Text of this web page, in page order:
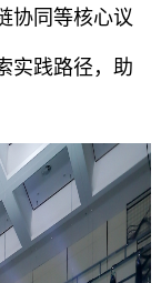
协同等核心议
实践路径，助